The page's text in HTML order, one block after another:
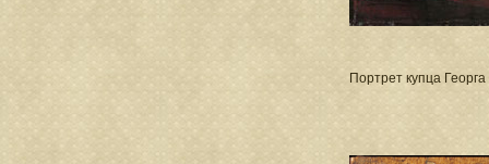
Портрет купца